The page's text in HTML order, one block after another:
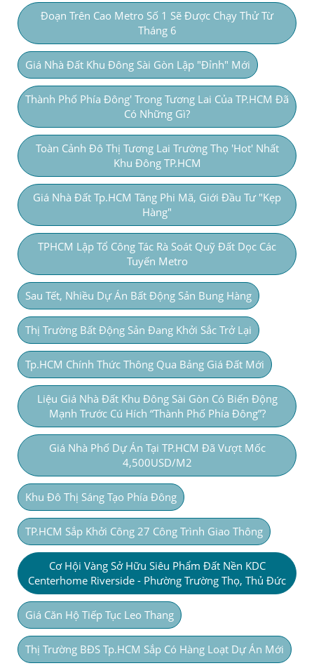
Đoạn Trên Cao Metro Số 1 Sẽ Được Chạy Thử Từ
Tháng 6
Giá Nhà Đất Khu Đông Sài Gòn Lập "đỉnh" Mới
Thành Phố Phía Đông' Trong Tương Lai Của TP.HCM Đã
Có Những Gì?
Toàn Cảnh Đô Thị Tương Lai Trường Thọ 'hot' Nhất
Khu Đông TP.HCM
Giá Nhà Đất Tp.HCM Tăng Phi Mã, Giới Đầu Tư "kẹp
Hàng"
TPHCM Lập Tổ Công Tác Rà Soát Quỹ Đất Dọc Các
Tuyến Metro
Sau Tết, Nhiều Dự Án Bất Động Sản Bung Hàng
Thị Trường Bất Động Sản Đang Khởi Sắc Trở Lại
Tp.HCM Chính Thức Thông Qua Bảng Giá Đất Mới
Liệu Giá Nhà Đất Khu Đông Sài Gòn Có Biến Động
Mạnh Trước Cú Hích “thành Phố Phía Đông”?
Giá Nhà Phố Dự Án Tại TP.HCM Đã Vượt Mốc
4,500USD/m2
Khu Đô Thị Sáng Tạo Phía Đông
TP.HCM Sắp Khởi Công 27 Công Trình Giao Thông
Cơ Hội Vàng Sở Hữu Siêu Phẩm Đất Nền KDC
Centerhome Riverside - Phường Trường Thọ, Thủ Đức
Giá Căn Hộ Tiếp Tục Leo Thang
Thị Trường BĐS Tp.HCM Sắp Có Hàng Loạt Dự Án Mới